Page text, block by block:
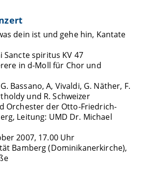
dein ist und gehe hin, Kantate
Sancte spiritus KV 47
in d-Moll für Chor und
Bassano, A, Vivaldi, G. Näther, F.
und R. Schweizer
Orchester der Otto-Friedrich-
Leitung: UMD Dr. Michael
2007, 17.00 Uhr
Bamberg (Dominikanerkirche),